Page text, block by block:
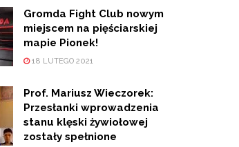
Gromda Fight Club nowym
miejscem na pięściarskiej
mapie Pionek!
18 LUTEGO 2021
Prof. Mariusz Wieczorek:
Przesłanki wprowadzenia
stanu klęski żywiołowej
zostały spełnione